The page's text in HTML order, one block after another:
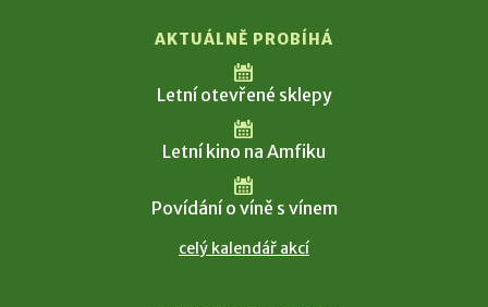
AKTUÁLNĚ PROBÍHÁ
Letní otevřené sklepy
Letní kino na Amfiku
Povídání o víně s vínem
celý kalendář akcí